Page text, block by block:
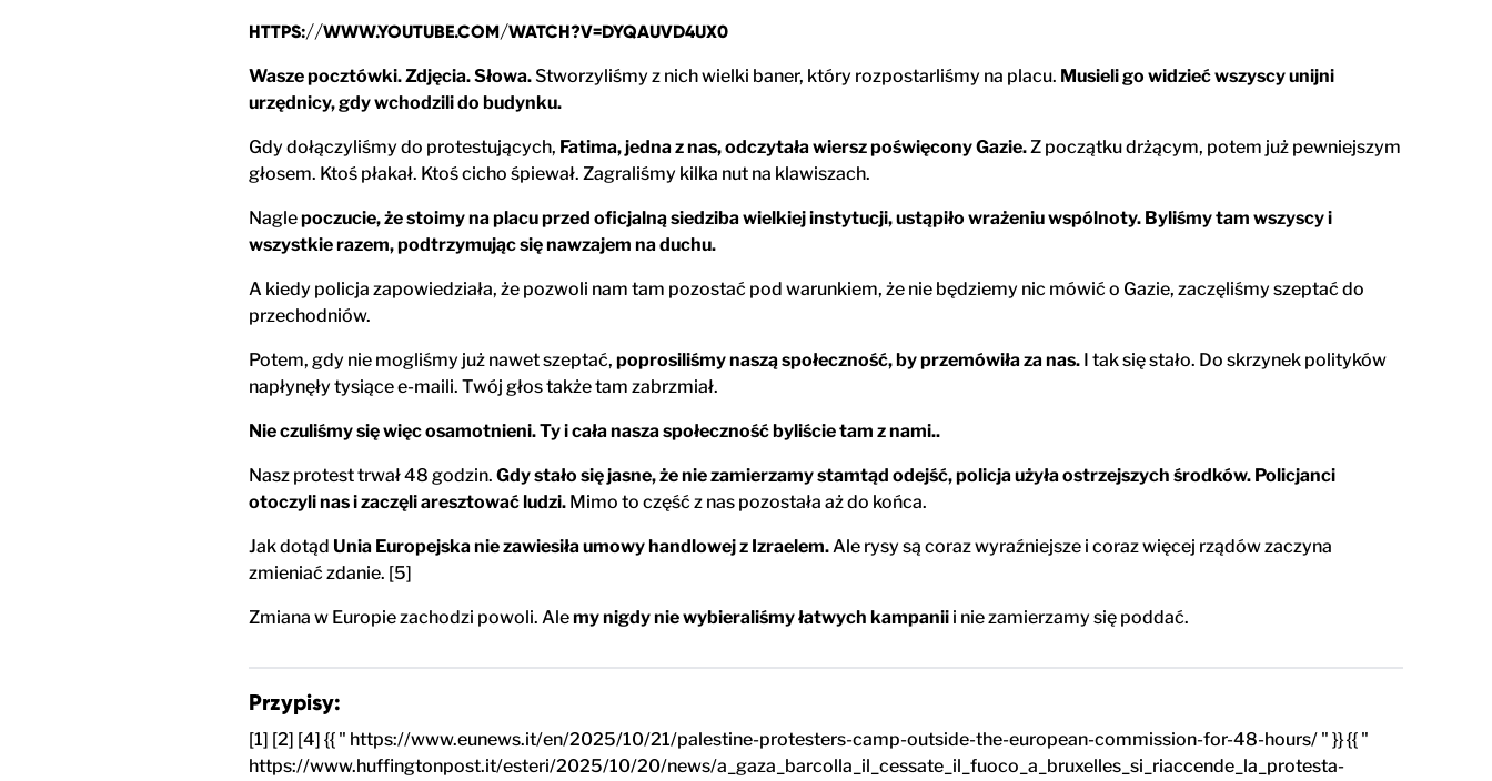
HTTPS://WWW.YOUTUBE.COM/WATCH?V=DYQAUVD4UX0
Wasze pocztówki. Zdjęcia. Słowa. Stworzyliśmy z nich wielki baner, który rozpostarliśmy na placu. Musieli go widzieć wszyscy unijni
urzędnicy, gdy wchodzili do budynku.
Gdy dołączyliśmy do protestujących, Fatima, jedna z nas, odczytała wiersz poświęcony Gazie.Z początku drżącym, potem już pewniejszym
głosem. Ktoś płakał. Ktoś cicho śpiewał. Zagraliśmy kilka nut na klawiszach.
Naglepoczucie, że stoimy na placu przed oficjalną siedziba wielkiej instytucji, ustąpiło wrażeniu wspólnoty. Byliśmy tam wszyscy i
wszystkie razem, podtrzymując się nawzajem na duchu.
A kiedy policja zapowiedziała, że pozwoli nam tam pozostać pod warunkiem, że nie będziemy nic mówić o Gazie, zaczęliśmy szeptać do
przechodniów.
Potem, gdy nie mogliśmy już nawet szeptać, poprosiliśmy naszą społeczność, by przemówiła za nas. I tak się stało. Do skrzynek polityków
napłynęły tysiące e-maili. Twój głos także tam zabrzmiał.
Nie czuliśmy się więc osamotnieni. Ty i cała nasza społeczność byliście tam z nami..
Nasz protest trwał 48 godzin. Gdy stało się jasne, że nie zamierzamy stamtąd odejść, policja użyła ostrzejszych środków. Policjanci
otoczyli nas i zaczęli aresztować ludzi. Mimo to część z nas pozostała aż do końca.
Jak dotąd Unia Europejska nie zawiesiła umowy handlowej z Izraelem.Ale rysy są coraz wyraźniejsze i coraz więcej rządów zaczyna
zmieniać zdanie. [5]
Zmiana w Europie zachodzi powoli. Alemy nigdy nie wybieraliśmy łatwych kampanii i nie zamierzamy się poddać.
Przypisy:
[1] [2] [4] {{ " https://www.eunews.it/en/2025/10/21/palestine-protesters-camp-outside-the-european-commission-for-48-hours/ " }} {{ "
https://www.huffingtonpost.it/esteri/2025/10/20/news/a_gaza_barcolla_il_cessate_il_fuoco_a_bruxelles_si_riaccende_la_protesta-